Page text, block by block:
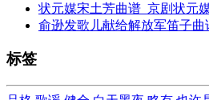
状元媒宋土芳曲谱_京剧状元
俞逊发歌儿献给解放军笛子曲
标签